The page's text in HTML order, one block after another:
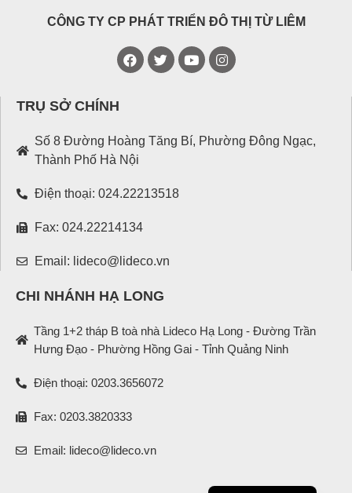
CÔNG TY CP PHÁT TRIỂN ĐÔ THỊ TỪ LIÊM
TRỤ SỞ CHÍNH
Số 8 Đường Hoàng Tăng Bí, Phường Đông Ngạc,
Thành Phố Hà Nội
Điện thoại: 024.22213518
Fax: 024.22214134
Email: lideco@lideco.vn
CHI NHÁNH HẠ LONG
Tầng 1+2 tháp B toà nhà Lideco Hạ Long - Đường Trần
Hưng Đạo - Phường Hồng Gai - Tỉnh Quảng Ninh
Điện thoại: 0203.3656072
Fax: 0203.3820333
Email: lideco@lideco.vn